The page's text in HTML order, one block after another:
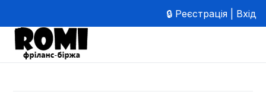
🔒 Реєстрація | Вхід